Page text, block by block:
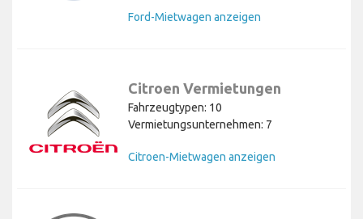
Ford-Mietwagen anzeigen
Citroen Vermietungen
Fahrzeugtypen: 10
Vermietungsunternehmen: 7
Citroen-Mietwagen anzeigen